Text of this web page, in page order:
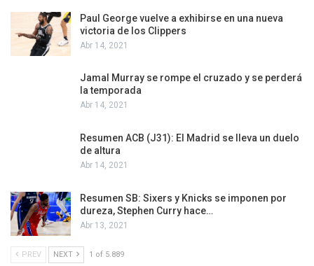
Paul George vuelve a exhibirse en una nueva
victoria de los Clippers
Abr 14, 2021
Jamal Murray se rompe el cruzado y se perderá
la temporada
Abr 14, 2021
Resumen ACB (J31): El Madrid se lleva un duelo
de altura
Abr 14, 2021
Resumen SB: Sixers y Knicks se imponen por
dureza, Stephen Curry hace…
Abr 13, 2021
PREV NEXT 1 of 5.889